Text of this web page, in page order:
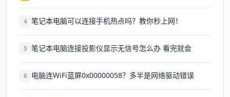
4 笔记本电脑可以连接手机热点吗？教你秒上网！
5 笔记本电脑连接投影仪显示无信号怎么办 看完就会
6 电脑连WiFi蓝屏0x00000058？多半是网络驱动错误